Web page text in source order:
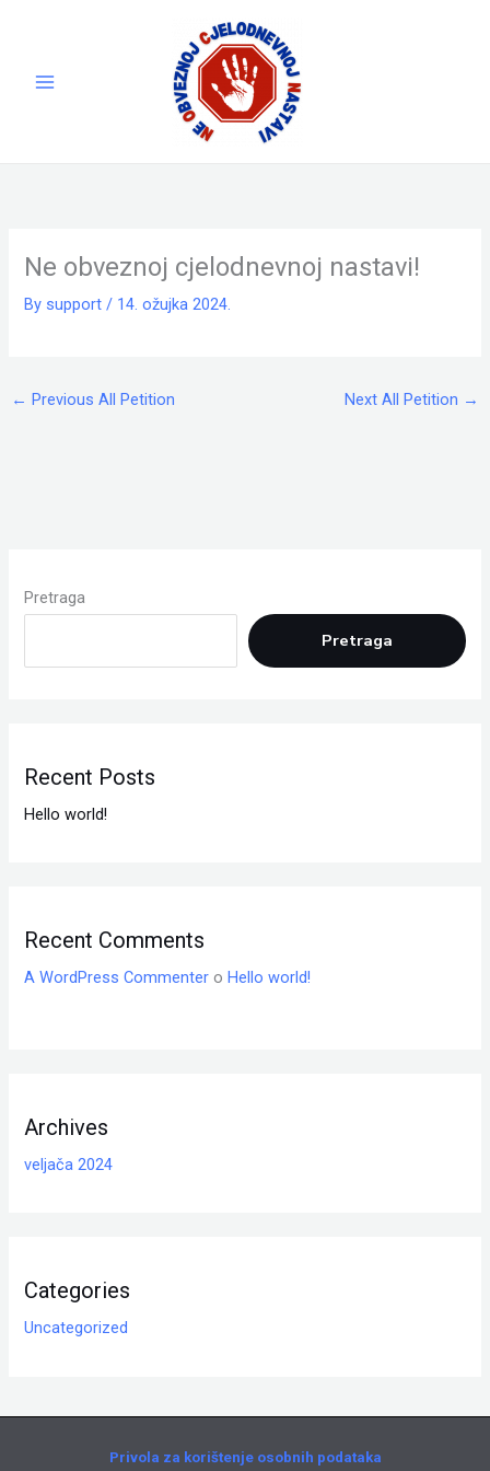
Ne obveznoj cjelodnevnoj nastavi!
By support/ 14. ožujka 2024.
← Previous All Petition Next All Petition →
Pretraga
Pretraga
Recent Posts
Hello world!
Recent Comments
A WordPress Commenter oHello world!
Archives
veljača 2024
Categories
Uncategorized
Privola za korištenje osobnih podataka